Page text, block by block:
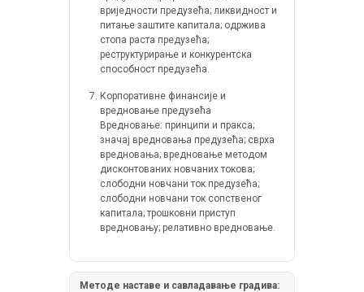
вриједности предузећа; ликвидност и
питање заштите капитала; одржива
стопа раста предузећа;
реструктурирање и конкурентска
способност предузећа.
Корпоративне финансије и
вредновање предузећа
Вредновање: принципи и пракса;
значај вредновања предузећа; сврха
вредновања; вредновање методом
дисконтованих новчаних токова;
слободни новчани ток предузећа;
слободни новчани ток сопственог
капитала; трошковни приступ
вредновању; релативно вредновање.
Методе наставе и савладавање градива: